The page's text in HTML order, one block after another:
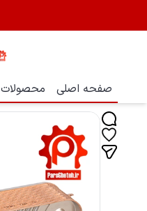
صفحه اصلی
محصولات